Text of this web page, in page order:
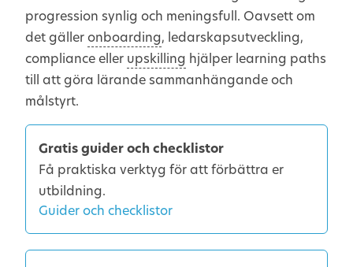
progression synlig och meningsfull. Oavsett om
det gälleronboarding, ledarskapsutveckling,
compliance eller upskilling hjälper learning paths
till att göra lärande sammanhängande och
målstyrt.
Gratis guider och checklistor
Få praktiska verktyg för att förbättra er
utbildning.
Guider och checklistor